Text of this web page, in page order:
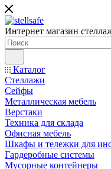
Интернет магазин
Каталог
Стеллажи
Сейфы
Металлическая мебель
Верстаки
Техника для склада
Офисная мебель
Шкафы и тележки для
Гардеробные системы
Мусорные контейнеры